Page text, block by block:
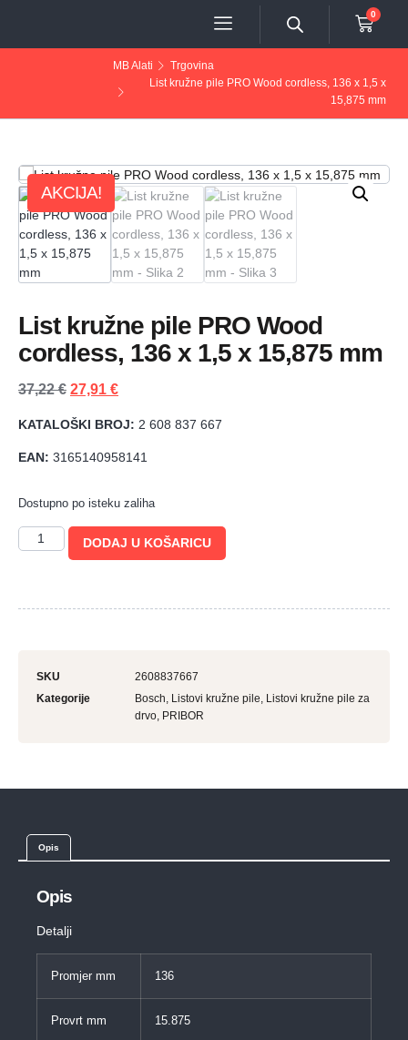
0
MB Alati
Trgovina
List kružne pile PRO Wood cordless, 136 x 1,5 x
15,875 mm
AKCIJA!
List kružne pile PRO Wood
cordless, 136 x 1,5 x 15,875 mm
37,22€ 27,91 €
KATALOŠKI BROJ: 2 608 837 667
EAN: 3165140958141
Dostupno po isteku zaliha
DODAJ U KOŠARICU
SKU
2608837667
Kategorije
Bosch Listovi kružne pile Listovi kružne pile za
drvo PRIBOR
Opis
Opis
Detalji
Promjer mm 136
Provrt mm 15.875